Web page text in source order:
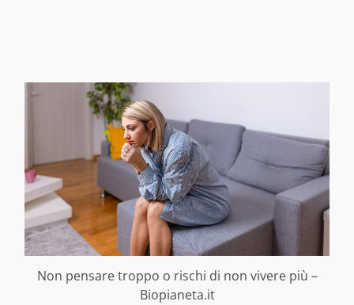
Non pensare troppo o rischi di non vivere più –
Biopianeta.it